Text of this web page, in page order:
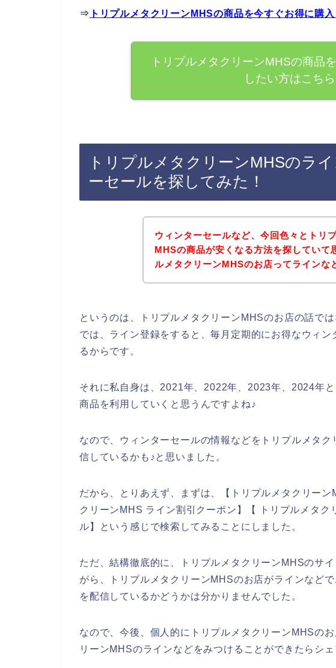
⇒ トリプルメタクリーンMHSの商品を今すぐお得に購
トリプルメタクリーンMHSの商品
したい方はこちら
トリプルメタクリーンMHSのラ
ーセールを探してみた！
ウィンターセールなど、今回色々とトリ
MHSの商品が安くなる方法を探していて
ルメタクリーンMHSのお店ってラインな
というのは、トリプルメタクリーンMHSのお店の話で
では、ライン登録をすると、毎月定期的にお得なウィン
るからです。
それに私自身は、2021年、2022年、2023年、2024年
商品を利用していくと思うんですよね♪
なので、ウィンターセールの情報などをトリプルメタ
信しているかも♪と思いました。
だから、とりあえず、まずは、【トリプルメタクリー
クリーンMHS ライン割引クーポン】【 トリプルメタク
ル】という感じで検索してみることにしました。
ただ、結構徹底的に、トリプルメタクリーンMHSのサ
がら、トリプルメタクリーンMHSのお店がラインなど
を配信しているかどうかは分かりませんでした。
なので、今後、個人的にトリプルメタクリーンMHSの
リーンMHSのラインなどをみつけることができたらシ